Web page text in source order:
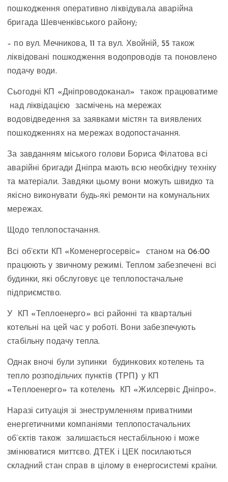
пошкодження оперативно ліквідувала аварійна
бригада Шевченківського району;
– по вул. Мечникова, 11 та вул. Хвойній, 55 також
ліквідовані пошкодження водопроводів та поновлено
подачу води.
Сьогодні КП «Дніпроводоканал» також працюватиме
над ліквідацією засмічень на мережах
водовідведення за заявками містян та виявлених
пошкодженнях на мережах водопостачання.
За завданням міського голови Бориса Філатова всі
аварійні бригади Дніпра мають всю необхідну техніку
та матеріали. Завдяки цьому вони можуть швидко та
якісно виконувати будь-які ремонти на комунальних
мережах.
Щодо теплопостачання.
Всі об’єкти КП «Коменергосервіс» станом на 06:00
працюють у звичному режимі. Теплом забезпечені всі
будинки, які обслуговує це теплопостачальне
підприємство.
У КП «Теплоенерго» всі районні та квартальні
котельні на цей час у роботі. Вони забезпечують
стабільну подачу тепла.
Однак вночі були зупинки будинкових котелень та
тепло розподільчих пунктів (ТРП) у КП
«Теплоенерго» та котелень КП «Жилсервіс Дніпро».
Наразі ситуація зі знеструмленням приватними
енергетичними компаніями теплопостачальних
об’єктів також залишається нестабільною і може
змінюватися миттєво. ДТЕК і ЦЕК посилаються
складний стан справ в цілому в енергосистемі країни.